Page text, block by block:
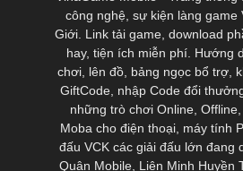
công nghệ, sự kiện làng game
Giới. Link tải game, download
hay, tiện ích miễn phí. Hướng
chơi, lên đồ, bảng ngọc bổ trợ,
GiftCode, nhập Code đổi
những trò chơi Online,
Moba cho điện thoại, máy tính
đấu VCK các giải đấu lớn đang
Quân Mobile, Liên Minh Huyền